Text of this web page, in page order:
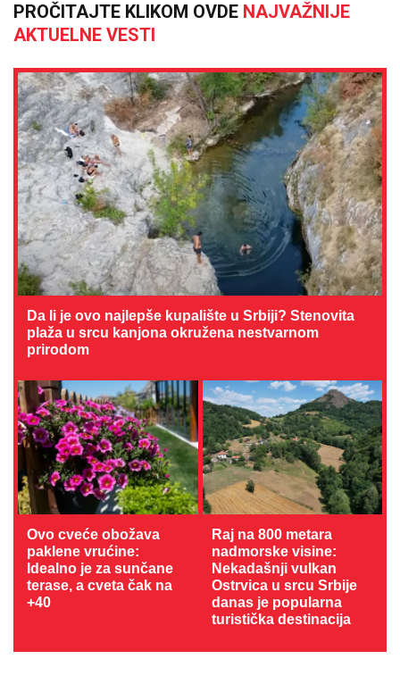
PROČITAJTE KLIKOM OVDE NAJVAŽNIJE
AKTUELNE VESTI
Da li je ovo najlepše kupalište u Srbiji? Stenovita
plaža u srcu kanjona okružena nestvarnom
prirodom
Ovo cveće obožava
paklene vrućine:
Idealno je za sunčane
terase, a cveta čak na
+40
Raj na 800 metara
nadmorske visine:
Nekadašnji vulkan
Ostrvica u srcu Srbije
danas je popularna
turistička destinacija